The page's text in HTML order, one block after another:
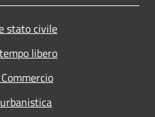
stato civile
libero